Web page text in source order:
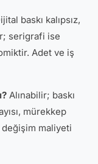
baskı kalıpsız,
serigrafi ise
Adet ve iş
Alınabilir; baskı
mürekkep
maliyeti